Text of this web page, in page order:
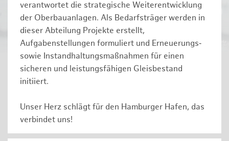
verantwortet die strategische Weiterentwicklung
der Oberbauanlagen. Als Bedarfsträger werden in
dieser Abteilung Projekte erstellt,
Aufgabenstellungen formuliert und Erneuerungs‑
sowie Instandhaltungsmaßnahmen für einen
sicheren und leistungsfähigen Gleisbestand
initiiert.
Unser Herz schlägt für den Hamburger Hafen, das
verbindet uns!